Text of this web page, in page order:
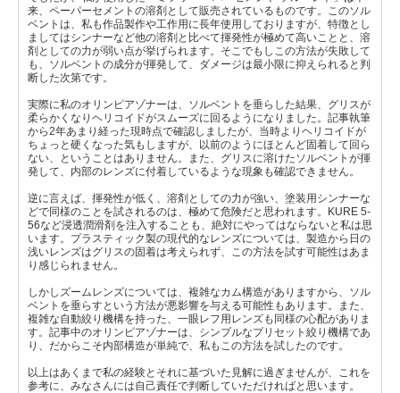
来、ペーパーセメントの溶剤として販売されているものです。このソル
ベントは、私も作品製作や工作用に長年使用しておりますが、特徴とし
ましてはシンナーなど他の溶剤と比べて揮発性が極めて高いことと、溶
剤としての力が弱い点が挙げられます。そこでもしこの方法が失敗して
も、ソルベントの成分が揮発して、ダメージは最小限に抑えられると判
断した次第です。
実際に私のオリンピアゾナーは、ソルベントを垂らした結果、グリスが
柔らかくなりヘリコイドがスムーズに回るようになりました。記事執筆
から2年あまり経った現時点で確認しましたが、当時よりヘリコイドが
ちょっと硬くなった気もしますが、以前のようにほとんど固着して回ら
ない、ということはありません。また、グリスに溶けたソルベントが揮
発して、内部のレンズに付着しているような現象も確認できません。
逆に言えば、揮発性が低く、溶剤としての力が強い、塗装用シンナーな
どで同様のことを試されるのは、極めて危険だと思われます。KURE 5-
56など浸透潤滑剤を注入することも、絶対にやってはならないと私は思
います。プラスティック製の現代的なレンズについては、製造から日の
浅いレンズはグリスの固着は考えられず、この方法を試す可能性はあま
り感じられません。
しかしズームレンズについては、複雑なカム構造がありますから、ソル
ベントを垂らすという方法が悪影響を与える可能性もあります。また、
複雑な自動絞り機構を持った、一眼レフ用レンズも同様の心配がありま
す。記事中のオリンピアゾナーは、シンプルなプリセット絞り機構であ
り、だからこそ内部構造が単純で、私もこの方法を試したのです。
以上はあくまで私の経験とそれに基づいた見解に過ぎませんが、これを
参考に、みなさんには自己責任で判断していただければと思います。